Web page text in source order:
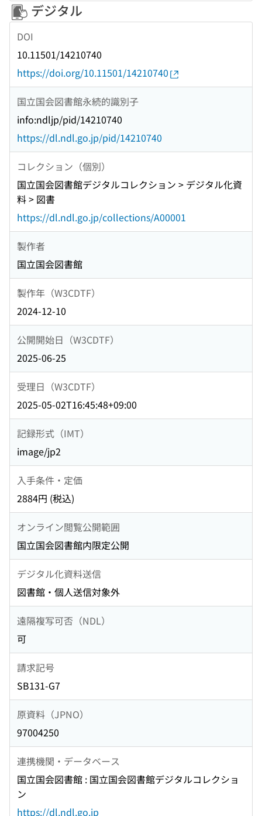
デジタル
DOI
10.11501/14210740
https://doi.org/10.11501/14210740
国立国会図書館永続的識別子
info:ndljp/pid/14210740
https://dl.ndl.go.jp/pid/14210740
コレクション（個別）
国立国会図書館デジタルコレクション > デジタル化資
料 > 図書
https://dl.ndl.go.jp/collections/A00001
製作者
国立国会図書館
製作年（W3CDTF）
2024-12-10
公開開始日（W3CDTF）
2025-06-25
受理日（W3CDTF）
2025-05-02T16:45:48+09:00
記録形式（IMT）
image/jp2
入手条件・定価
2884円 (税込)
オンライン閲覧公開範囲
国立国会図書館内限定公開
デジタル化資料送信
図書館・個人送信対象外
遠隔複写可否（NDL）
可
請求記号
SB131-G7
原資料（JPNO）
97004250
連携機関・データベース
国立国会図書館 : 国立国会図書館デジタルコレクショ
ン
https://dl.ndl.go.jp